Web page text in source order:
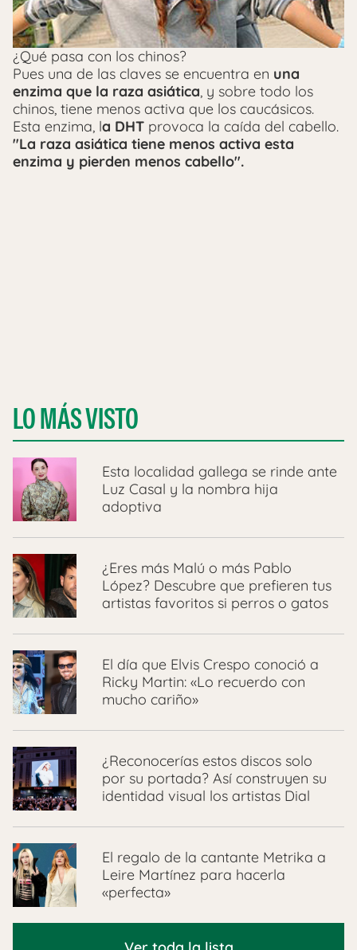
¿Qué pasa con los chinos?
Pues una de las claves se encuentra en una
enzima que la raza asiática, y sobre todo los
chinos, tiene menos activa que los caucásicos.
Esta enzima, la DHT provoca la caída del cabello.
"La raza asiática tiene menos activa esta
enzima y pierden menos cabello".
LO MÁS VISTO
Esta localidad gallega se rinde ante
Luz Casal y la nombra hija
adoptiva
¿Eres más Malú o más Pablo
López? Descubre que prefieren tus
artistas favoritos si perros o gatos
El día que Elvis Crespo conoció a
Ricky Martin: «Lo recuerdo con
mucho cariño»
¿Reconocerías estos discos solo
por su portada? Así construyen su
identidad visual los artistas Dial
El regalo de la cantante Metrika a
Leire Martínez para hacerla
«perfecta»